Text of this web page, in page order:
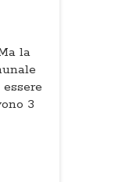
la
3